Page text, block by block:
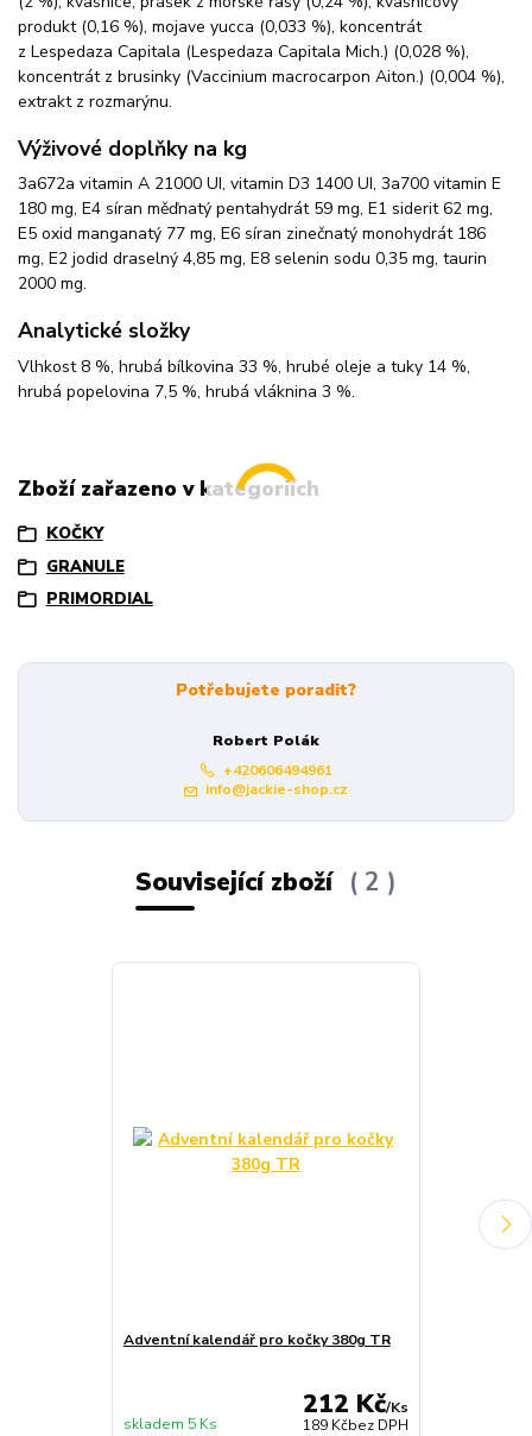
produkt (0,16 %), mojave yucca (0,033 %), koncentrát
z Lespedaza Capitala (Lespedaza Capitala Mich.) (0,028 %),
koncentrát z brusinky (Vaccinium macrocarpon Aiton.) (0,004 %),
extrakt z rozmarýnu.
Výživové doplňky na kg
3a672a vitamin A 21000 UI, vitamin D3 1400 UI, 3a700 vitamin E
180 mg, E4 síran měďnatý pentahydrát 59 mg, E1 siderit 62 mg,
E5 oxid manganatý 77 mg, E6 síran zinečnatý monohydrát 186
mg, E2 jodid draselný 4,85 mg, E8 selenin sodu 0,35 mg, taurin
2000 mg.
Analytické složky
Vlhkost 8 %, hrubá bílkovina 33 %, hrubé oleje a tuky 14 %,
hrubá popelovina 7,5 %, hrubá vláknina 3 %.
Zboží zařazeno v kategoriích
KOČKY
GRANULE
PRIMORDIAL
Potřebujete poradit?
Robert Polák
+420606494961
info@jackie-shop.cz
Související zboží 2
Adventní kalendář pro kočky 380g TR
212 Kč/Ks
189 Kčbez DPH
skladem 5 Ks